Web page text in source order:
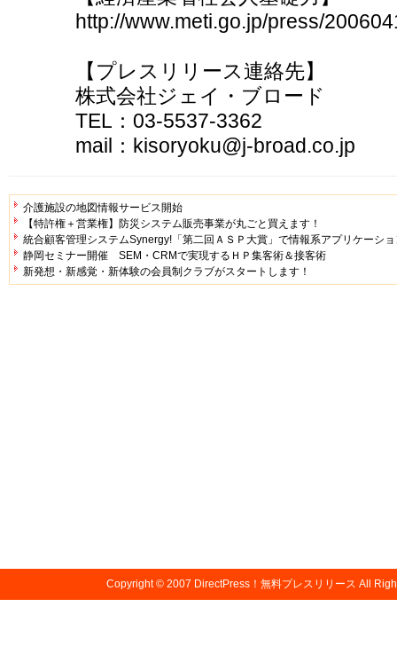
http://www.meti.go.jp/press/
【プレスリリース連絡先】
株式会社ジェイ・ブロード
TEL：03-5537-3362
mail：kisoryoku@j-broad.co.jp
介護施設の地図情報サービス開始
【特許権＋営業権】防災システム販売事業が丸ごと買えます！
統合顧客管理システムSynergy!「第二回ＡＳＰ大賞」で情報系アプリケーシ
静岡セミナー開催 SEM・CRMで実現するＨＰ集客術＆接客術
新発想・新感覚・新体験の会員制クラブがスタートします！
Copyright © 2007 DirectPress！無料プレスリリース All